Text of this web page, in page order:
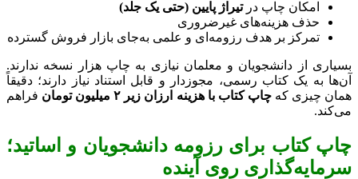
امکان چاپ درتیراژ پایین (حتی یک جلد)
حذف هزینه‌های غیرضروری
تمرکز بر هدف رزومه‌ای و علمی به‌جای بازار فروش گسترده
بسیاری از دانشجویان و معلمان نیازی به چاپ هزار نسخه ندارند.
آن‌ها به یک کتاب رسمی، مجوزدار و قابل استناد نیاز دارند؛ دقیقاً
همان چیزی کهچاپ کتاب با هزینه ارزان زیر ۲ میلیون تومان
فراهم
می‌کند.
چاپ کتاب برای رزومه دانشجویان و اساتید؛
سرمایه‌گذاری روی آینده